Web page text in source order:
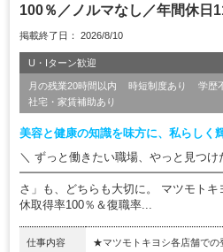
100％／ノルマなし／年間休日
掲載終了日： 2026/8/10
U・Iターン歓迎
月の残業20時間以内 時短制度あり 学歴
社宅・家賃補助あり
美容と健康の知識を味方に、私らしく
＼ ずっと働きたい職場、やっと見つけ
━━━━━━━━━━━━━━━━━━━ ◎
さ」も、どちらも大切に。 マツモト
休取得率100％＆復職率...
仕事内容
★マツモトキヨシ各店舗での